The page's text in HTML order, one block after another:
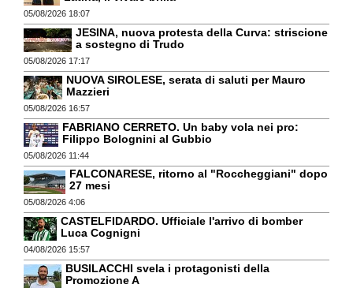
05/08/2026 18:07
JESINA, nuova protesta della Curva: striscione
a sostegno di Trudo
05/08/2026 17:17
NUOVA SIROLESE, serata di saluti per Mauro
Mazzieri
05/08/2026 16:57
FABRIANO CERRETO. Un baby vola nei pro:
Filippo Bolognini al Gubbio
05/08/2026 11:44
FALCONARESE, ritorno al "Roccheggiani" dopo
27 mesi
05/08/2026 4:06
CASTELFIDARDO. Ufficiale l'arrivo di bomber
Luca Cognigni
04/08/2026 15:57
BUSILACCHI svela i protagonisti della
Promozione A